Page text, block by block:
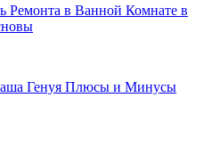
Ремонта в Ванной Комнате в
Генуя Плюсы и Минусы